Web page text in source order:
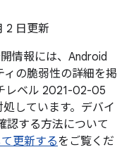
2 日更新
情報には、Android
の脆弱性の詳細を掲
レベル 2021-02-05
しています。デバイ
認する方法について
更新するをご覧くだ